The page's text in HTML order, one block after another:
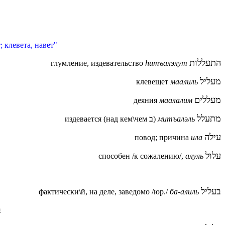
клевета, навет"
глумление, издевательство hитъалэлут התעללות
клевещет маалиль מעליל
деяния маалалим מעללים
издевается (над кем\чем ב) митъалэль מתעלל
повод; причина ила עילה
способен /к сожалению/, алуль עלול
фактически\й, на деле, заведомо /юр./ба-алиль בעליל